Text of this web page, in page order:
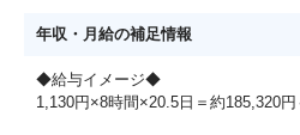
年収・月給の補足情報
◆給与イメージ◆
1,130円×8時間×20.5日＝約185,320円